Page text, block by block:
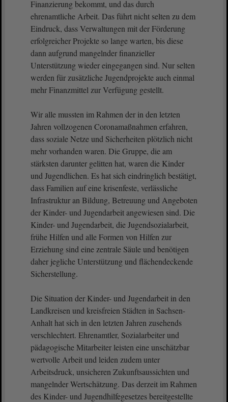
Finanzierung bekommt, und das durch
ehrenamtliche Arbeit. Das führt nicht selten zu dem
Eindruck, dass Verwaltungen mit der Förderung
erfolgreicher Projekte so lange warten, bis diese
dann aufgrund mangelnder finanzieller
Unterstützung wieder eingegangen sind. Nur selten
werden für zusätzliche Jugendprojekte auch einmal
mehr Finanzmittel zur Verfügung gestellt.
Wir alle mussten im Rahmen der in den letzten
Jahren vollzogenen Coronamaßnahmen erfahren,
dass soziale Netze und Sicherheiten plötzlich nicht
mehr vorhanden waren. Die Gruppe, die am
stärksten darunter gelitten hat, waren die Kinder
und Jugendlichen. Es hat sich eindringlich bestätigt,
dass Familien auf eine krisenfeste, verlässliche
Infrastruktur an Bildung, Betreuung und Angeboten
der Kinder- und Jugendarbeit angewiesen sind. Die
Kinder- und Jugendarbeit, die Jugendsozialarbeit,
frühe Hilfen und alle Formen von Hilfen zur
Erziehung sind eine zentrale Säule und benötigen
daher jegliche Unterstützung und flächendeckende
Sicherstellung.
Die Situation der Kinder- und Jugendarbeit in den
Landkreisen und kreisfreien Städten in Sachsen-
Anhalt hat sich in den letzten Jahren zusehends
verschlechtert. Ehrenamtler, Sozialarbeiter und
pädagogische Mitarbeiter leisten eine unschätzbar
wertvolle Arbeit und leiden zudem unter
Arbeitsdruck, unsicheren Zukunftsaussichten und
mangelnder Wertschätzung. Das derzeit im Rahmen
des Kinder- und Jugendhilfegesetzes bereitgestellte